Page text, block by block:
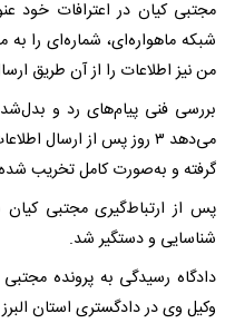
مجتبی کیان در اعترافات خود
شبکه ماهواره‌ای، شماره‌ای را به
من نیز اطلاعات را از آن طریق
بررسی فنی پیام‌های رد و
می‌دهد ۳ روز پس از
گرفته و به‌صورت کامل تخریب
پس از ارتباط‌گیری مجتبی کیان
شناسایی و دستگیر شد.
دادگاه رسیدگی به پرونده
وکیل وی در دادگستری استان البرز